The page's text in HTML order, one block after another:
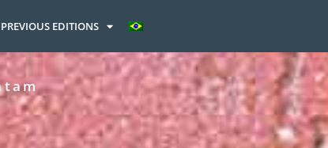
PREVIOUS EDITIONS